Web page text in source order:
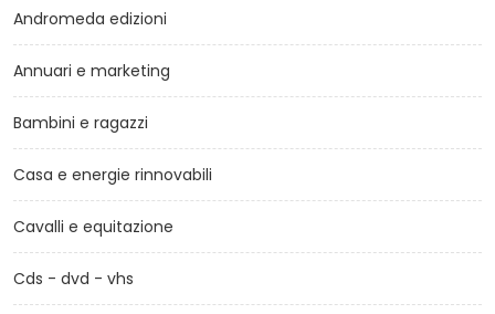
Andromeda edizioni
Annuari e marketing
Bambini e ragazzi
Casa e energie rinnovabili
Cavalli e equitazione
Cds - dvd - vhs